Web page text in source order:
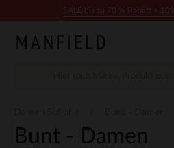
Bunt - Damen